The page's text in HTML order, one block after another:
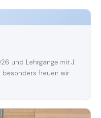
und Lehrgänge mit J.
besonders freuen wir